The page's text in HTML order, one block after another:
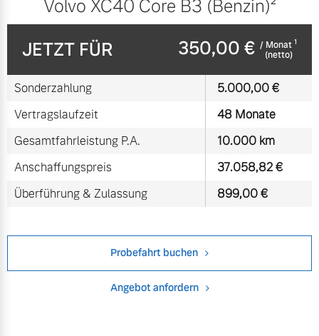
Volvo XC40 Core B3 (Benzin)²
JETZT FÜR
350,00 € / Monat 1
(netto)
Sonderzahlung
5.000,00 €
Vertragslaufzeit
48 Monate
Gesamtfahrleistung P.A.
10.000 km
Anschaffungspreis
37.058,82 €
Überführung & Zulassung
899,00 €
Probefahrt buchen
Angebot anfordern